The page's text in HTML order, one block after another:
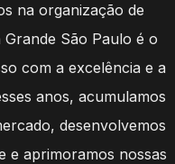
na organização de
São Paulo é o
com a excelência e a
anos, acumulamos
desenvolvemos
e aprimoramos nossas